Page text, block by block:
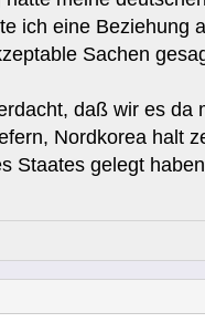
ich eine
Sachen
daß wir es
Nordkorea halt
Staates gelegt